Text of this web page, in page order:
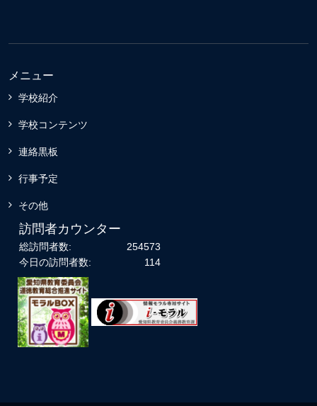
メニュー
学校紹介
学校コンテンツ
連絡黒板
行事予定
その他
訪問者カウンター
254573
総訪問者数:
114
今日の訪問者数: